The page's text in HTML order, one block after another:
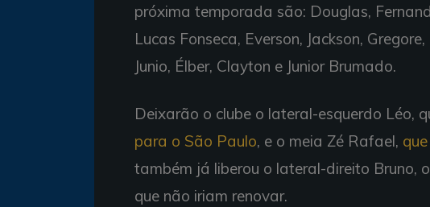
próxima temporada são: Douglas,
Lucas Fonseca, Everson, Jackson,
Junio, Élber, Clayton e Junior Brumado.
Deixarão o clube o lateral-esquerdo Léo,
para o São Paulo, e o meia Zé Rafael,
também já liberou o lateral-direito Bruno,
que não iriam renovar.